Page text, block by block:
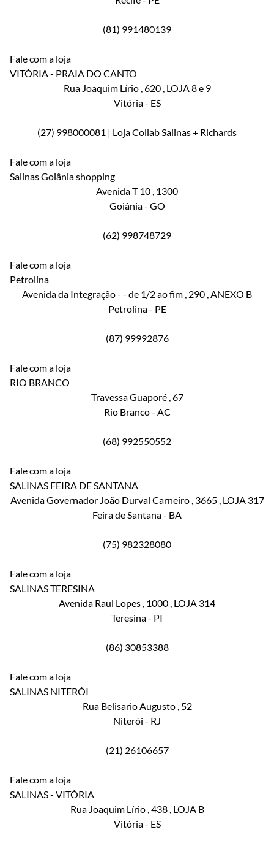
(81) 991480139
Fale com a loja
VITÓRIA - PRAIA DO CANTO
Rua Joaquim Lírio , 620 , LOJA 8 e 9
Vitória- ES
(27) 998000081 | Loja Collab Salinas + Richards
Fale com a loja
Salinas Goiânia shopping
Avenida T 10 , 1300
Goiânia- GO
(62) 998748729
Fale com a loja
Petrolina
Avenida da Integração - - de 1/2 ao fim , 290 , ANEXO B
Petrolina- PE
(87) 99992876
Fale com a loja
RIO BRANCO
Travessa Guaporé , 67
Rio Branco- AC
(68) 992550552
Fale com a loja
SALINAS FEIRA DE SANTANA
Avenida Governador João Durval Carneiro , 3665 , LOJA 317
Feira de Santana- BA
(75) 982328080
Fale com a loja
SALINAS TERESINA
Avenida Raul Lopes , 1000 , LOJA 314
Teresina- PI
(86) 30853388
Fale com a loja
SALINAS NITERÓI
Rua Belisario Augusto , 52
Niterói - RJ
(21) 26106657
Fale com a loja
SALINAS - VITÓRIA
Rua Joaquim Lírio , 438 , LOJA B
Vitória- ES